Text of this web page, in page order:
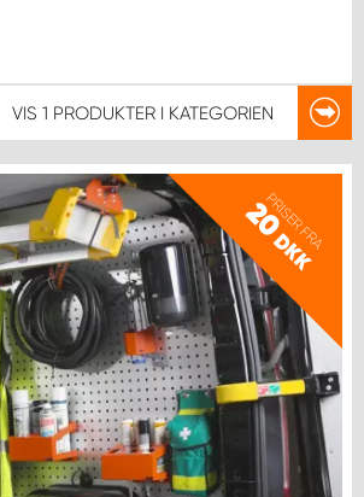
VIS 1 PRODUKTER I KATEGORIEN
PRISER FRA
20
DKK